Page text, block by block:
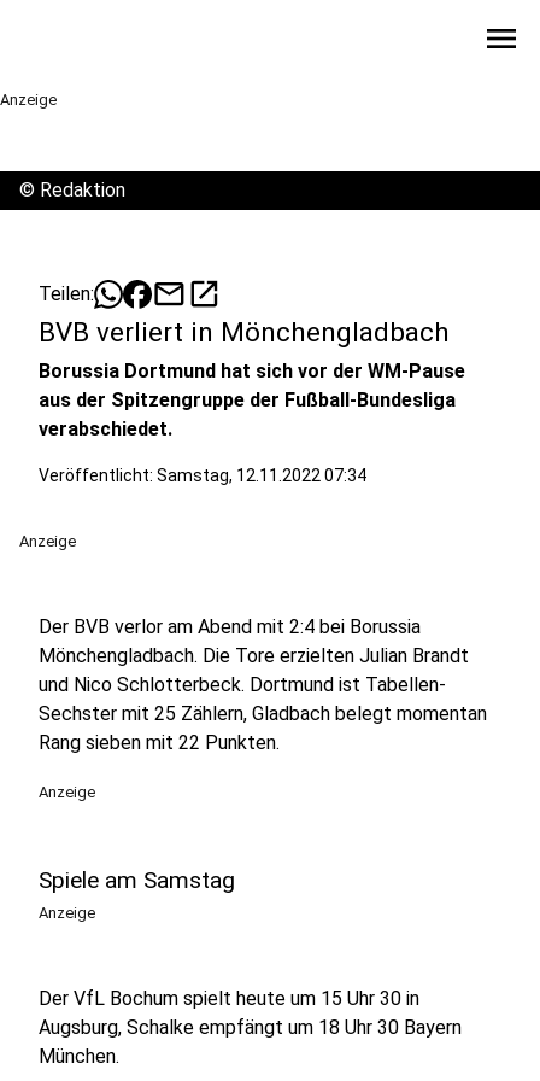
menu
Anzeige
© Redaktion
Teilen: mailopen_in_new
BVB verliert in Mönchengladbach
Borussia Dortmund hat sich vor der WM-Pause
aus der Spitzengruppe der Fußball-Bundesliga
verabschiedet.
Veröffentlicht: Samstag, 12.11.2022 07:34
Anzeige
Der BVB verlor am Abend mit 2:4 bei Borussia
Mönchengladbach. Die Tore erzielten Julian Brandt
und Nico Schlotterbeck. Dortmund ist Tabellen-
Sechster mit 25 Zählern, Gladbach belegt momentan
Rang sieben mit 22 Punkten.
Anzeige
Spiele am Samstag
Anzeige
Der VfL Bochum spielt heute um 15 Uhr 30 in
Augsburg, Schalke empfängt um 18 Uhr 30 Bayern
München.